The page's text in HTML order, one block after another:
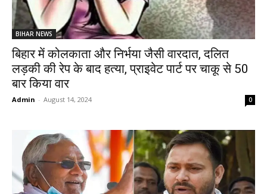
BIHAR NEWS
बिहार में कोलकाता और निर्भया जैसी वारदात, दलित
लड़की की रेप के बाद हत्या, प्राइवेट पार्ट पर चाकू से 50
बार किया वार
Admin - August 14, 2024 0